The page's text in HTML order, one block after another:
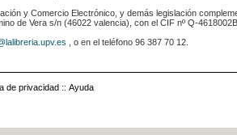
y Comercio Electrónico, y demás legislación
de Vera s/n (46022 valencia), con el CIF nº Q-4618002B.
, o en el teléfono 96 387 70 12.
de privacidad :: Ayuda